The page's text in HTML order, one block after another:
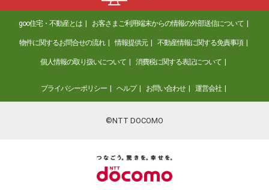
goo住宅・不動産とは お客さまご利用端末からの情報の外部送信について
物件に関するお問合せの流れ 情報提供元 不動産情報に関する免責事項
個人情報の取り扱いについて 消費税に関する表記について
プライバシーポリシー ヘルプ お問い合わせ 運営会社
©NTT DOCOMO